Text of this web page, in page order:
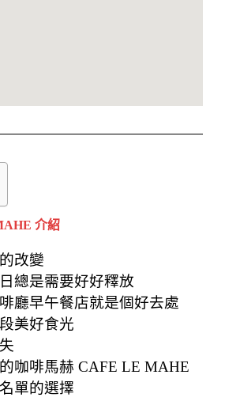
介紹
改變
總是需要好好釋放
廳早午餐店就是個好去處
美好食光
咖啡馬赫 CAFE LE MAHE
單的選擇